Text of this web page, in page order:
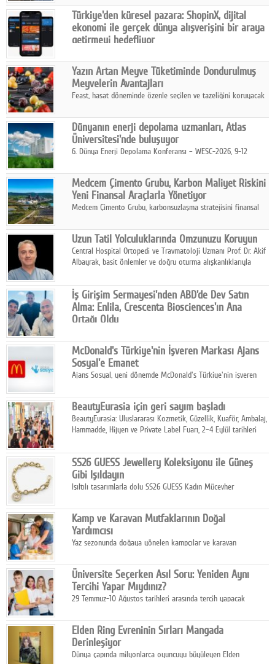
Turkish Bank'ın ticaret unvanının “Freedom Bank A.Ş.” olmasına
karar verildi.
Türkiye'den küresel pazara: ShopinX, dijital
ekonomi ile gerçek dünya alışverişini bir araya
getirmeyi hedefliyor
ekonomi ile gerçek dünya alışveriş deneyimi arasında köprü
kurmayı hedefleyen vizyonuyla uluslararası pazarlara açılıyor.
Yazın Artan Meyve Tüketiminde Dondurulmuş
Meyvelerin Avantajları
Feast, hasat döneminde özenle seçilen ve tazeliğini koruyacak
pratik, güvenilir ve lezzetli bir alternatif sunuyor.
Dünyanın enerji depolama uzmanları, Atlas
Üniversitesi'nde buluşuyor
6. Dünya Enerji Depolama Konferansı – WESC-2026, 9-12
sahipliğinde gerçekleştirilecek.
Medcem Çimento Grubu, Karbon Maliyet Riskini
Yeni Finansal Araçlarla Yönetiyor
Medcem Çimento Grubu, karbonsuzlaşma stratejisini finansal
Uzun Tatil Yolculuklarında Omzunuzu Koruyun
Central Hospital Ortopedi ve Travmatoloji Uzmanı Prof. Dr. Akif
Albayrak, basit önlemler ve doğru oturma alışkanlıklarıyla
İş Girişim Sermayesi'nden ABD'de Dev Satın
Alma: Enlila, Crescenta Biosciences'ın Ana
Ortağı Oldu
stratejisini uluslararası ölçeğe taşıyan satın alma hamlesini
tamamladı.
McDonald's Türkiye'nin İşveren Markası Ajans
Sosyal'e Emanet
Ajans Sosyal, yeni dönemde McDonald's Türkiye'nin işveren
BeautyEurasia için geri sayım başladı
BeautyEurasia: Uluslararası Kozmetik, Güzellik, Kuaför, Ambalaj,
Hammadde, Hijyen ve Private Label Fuarı, 2–4 Eylül tarihleri
SS26 GUESS Jewellery Koleksiyonu ile Güneş
Gibi Işıldayın
Işıltılı tasarımlarla dolu SS26 GUESS Kadın Mücevher
dokunuşunu taşıyor.
Kamp ve Karavan Mutfaklarının Doğal
Yardımcısı
Yaz sezonunda doğaya yönelen kampçılar ve karavan
temizlik sağlayan, çevreye duyarlı bitkisel içerikli ürünleri tercih
ediyor.
Üniversite Seçerken Asıl Soru: Yeniden Aynı
Tercihi Yapar Mıydınız?
29 Temmuz-10 Ağustos tarihleri arasında tercih yapacak
Elden Ring Evreninin Sırları Mangada
Derinleşiyor
Dünya çapında milyonlarca oyuncuyu büyüleyen Elden